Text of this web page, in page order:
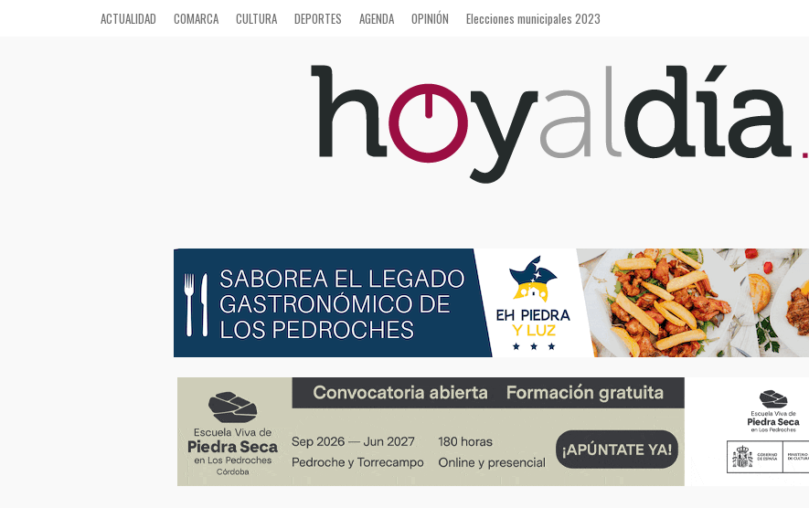
ACTUALIDAD COMARCA CULTURA DEPORTES AGENDA OPINIÓN Elecciones municipales 2023